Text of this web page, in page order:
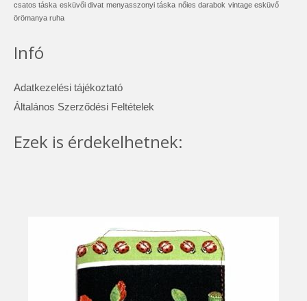
csatos táska esküvői divat menyasszonyi táska nőies darabok vintage esküvő
örömanya ruha
Infó
Adatkezelési tájékoztató
Általános Szerződési Feltételek
Ezek is érdekelhetnek: